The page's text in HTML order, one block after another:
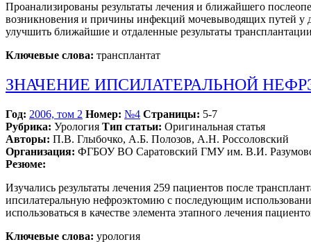
Проанализированы результаты лечения и ближайшего
возникновения и причины инфекций мочевыводящих путей
улучшить ближайшие и отдаленные результаты
Ключевые слова: трансплантат
ЗНАЧЕНИЕ ИПСИЛАТЕРАЛЬНОЙ
Год: 2006, том 2 Номер: №4 Страницы: 5-7
Рубрика: Урология Тип статьи: Оригинальная статья
Авторы: П.В. Глыбочко, А.Б. Полозов, А.Н. Россоловский
Организация: ФГБОУ ВО Саратовский ГМУ им. В.И.
Резюме:
Изучались результаты лечения 259 пациентов после
ипсилатеральную нефроэктомию с последующим
использоваться в качестве элемента этапного лечения
Ключевые слова: урология